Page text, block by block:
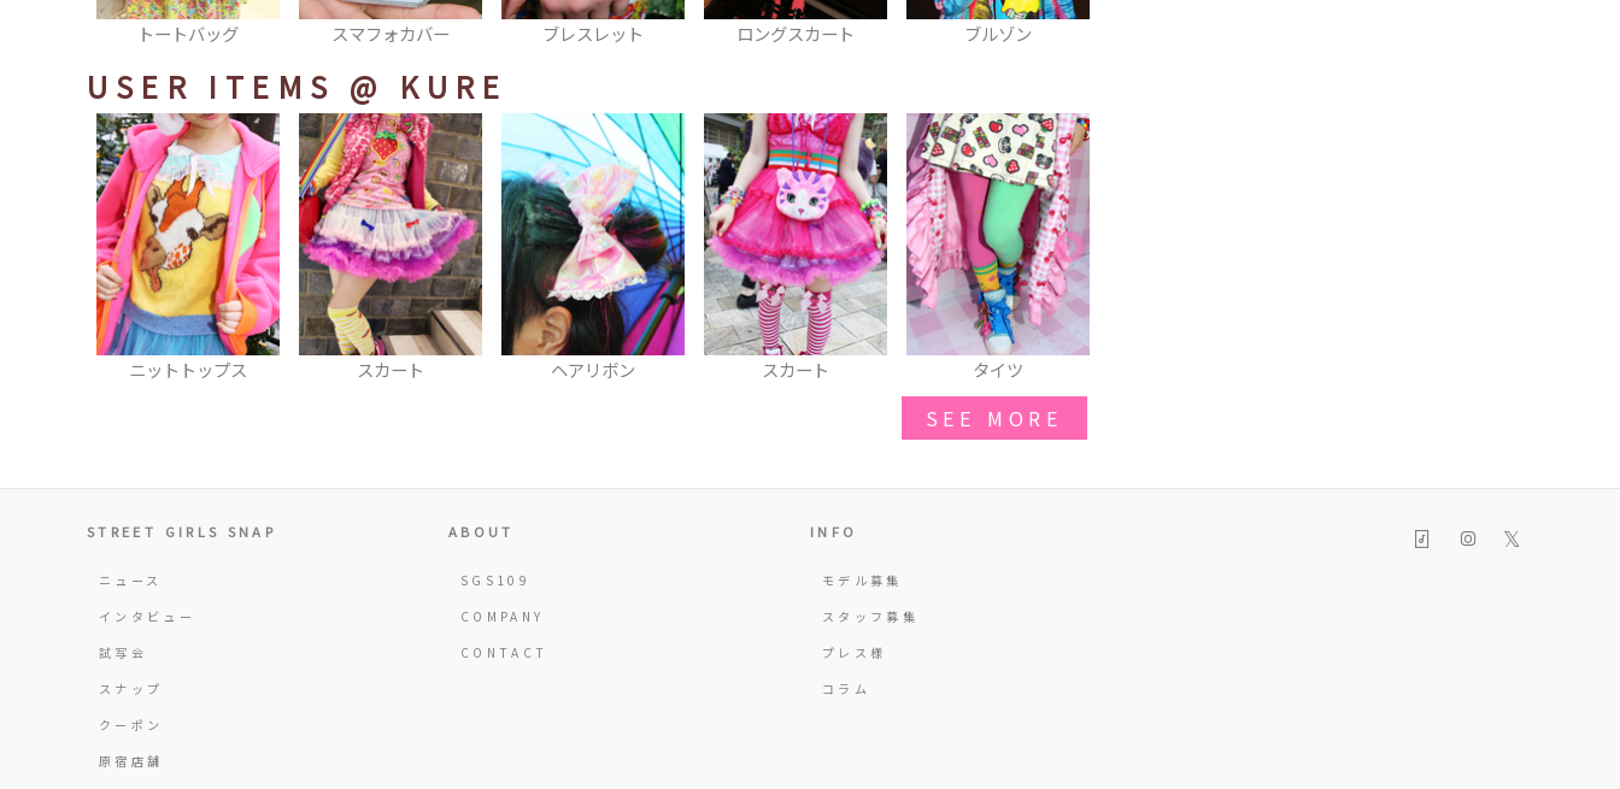
スマフォカバー ブレスレット ロングスカート ブルゾン リボン
USER ITEMS @ KURE
スカート ヘアリボン スカート タイツ ネイル
SEE MORE
STREET GIRLS SNAP
ニュース
インタビュー
試写会
スナップ
クーポン
原宿店舗
ABOUT
SGS109
COMPANY
CONTACT
INFO
モデル募集
スタッフ募集
プレス様
コラム
𝕏